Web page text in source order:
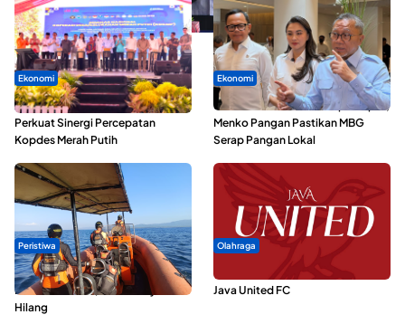
Ekonomi
Seminar di Ternate, Mendes
Perkuat Sinergi Percepatan
Kopdes Merah Putih
Ekonomi
SPPG di Maluku Utara Dipercepat,
Menko Pangan Pastikan MBG
Serap Pangan Lokal
Peristiwa
Dua Longboat Bertabrakan di
Perairan Taliabu, Satu Nelayan
Hilang
Olahraga
Dari Malut United Berubah Jadi
Java United FC